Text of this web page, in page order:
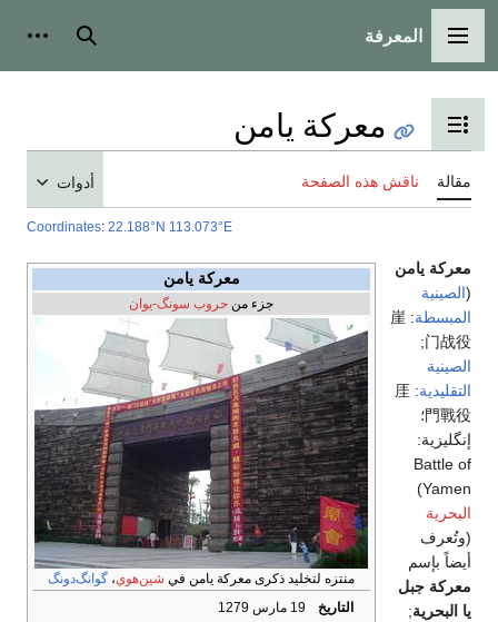
القائمة الرئيسية
المعرفة بحث
تبديل عرض جدول المحتويات
معركة يامن
مقالة ناقش هذه الصفحة أدوات
Coordinates: 22.188°N 113.073°E
معركة يامن
جزء من حروب سونگ-يوان
منتزه لتخليد ذكرى معركة يامن في شين‌هوي، گوانگ‌دونگ
التاريخ
19 مارس 1279
معركة يامن
(الصينية
المبسطة:
崖
门战役
;
الصينية
التقليدية:
厓
門戰役؛
إنگليزية:
Battle of
Yamen
)
البحرية
(وتُعرف
أيضاً بإسم
معركة جبل
يا البحرية;